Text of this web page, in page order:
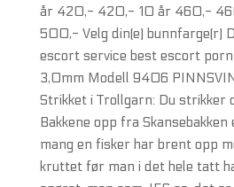
år 420,- 420,- 10 år 460,-
500,- Velg din(e) bunnfarge(r)
escort service best escort
3,0mm Modell 9406
Strikket i Trollgarn: Du strikker
Bakkene opp fra
mang en fisker har brent opp
kruttet før man i det hele tatt